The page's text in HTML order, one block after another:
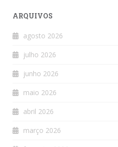
ARQUIVOS
agosto 2026
julho 2026
junho 2026
maio 2026
abril 2026
março 2026